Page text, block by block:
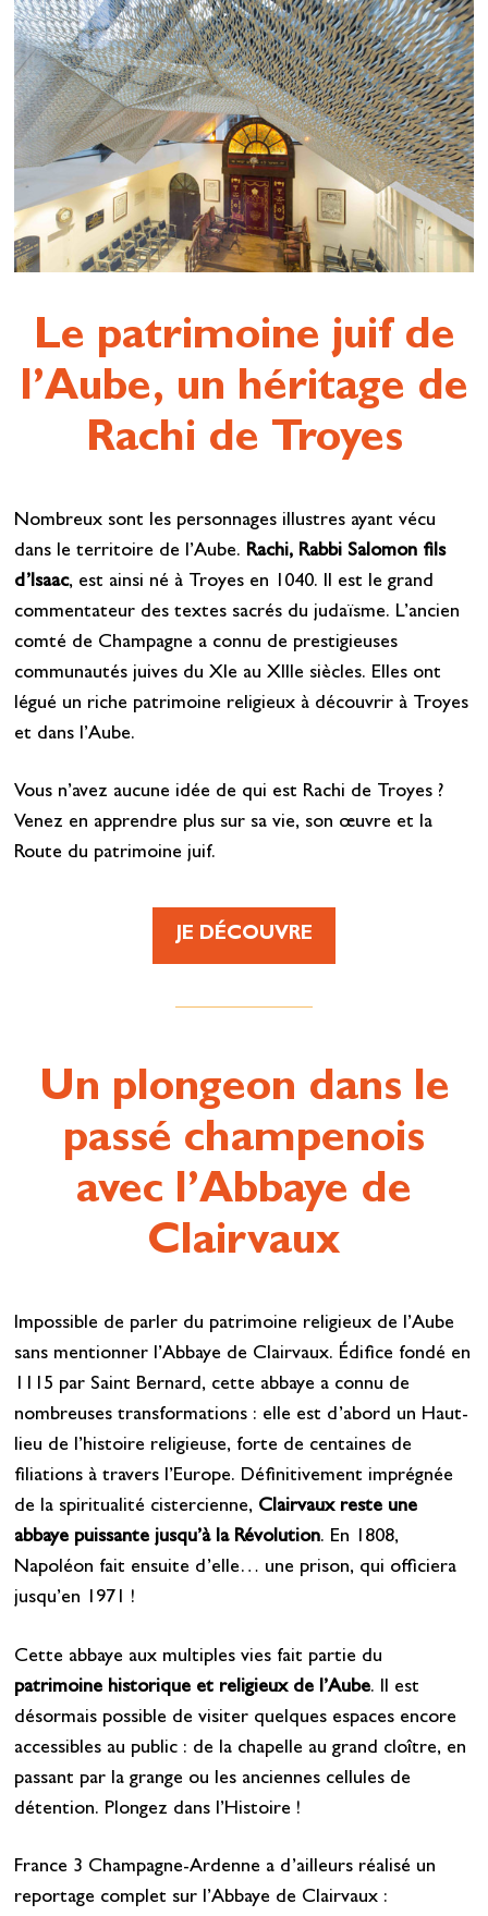
Le patrimoine juif de
l’Aube, un héritage de
Rachi de Troyes
Nombreux sont les personnages illustres ayant vécu
dans le territoire de l’Aube. Rachi, Rabbi Salomon fils
d’Isaac, est ainsi né à Troyes en 1040. Il est le grand
commentateur des textes sacrés du judaïsme. L’ancien
comté de Champagne a connu de prestigieuses
communautés juives du XIe au XIIIe siècles. Elles ont
légué un riche patrimoine religieux à découvrir à Troyes
et dans l’Aube.
Vous n’avez aucune idée de qui est Rachi de Troyes ?
Venez en apprendre plus sur sa vie, son œuvre et la
Route du patrimoine juif.
JE DÉCOUVRE
Un plongeon dans le
passé champenois
avec l’Abbaye de
Clairvaux
Impossible de parler du patrimoine religieux de l’Aube
sans mentionner l’Abbaye de Clairvaux. Édifice fondé en
1115 par Saint Bernard, cette abbaye a connu de
nombreuses transformations : elle est d’abord un Haut-
lieu de l’histoire religieuse, forte de centaines de
filiations à travers l’Europe. Définitivement imprégnée
de la spiritualité cistercienne, Clairvaux reste une
abbaye puissante jusqu’à la Révolution. En 1808,
Napoléon fait ensuite d’elle… une prison, qui officiera
jusqu’en 1971 !
Cette abbaye aux multiples vies fait partie du
patrimoine historique et religieux de l’Aube. Il est
désormais possible de visiter quelques espaces encore
accessibles au public : de la chapelle au grand cloître, en
passant par la grange ou les anciennes cellules de
détention. Plongez dans l’Histoire !
France 3 Champagne-Ardenne a d’ailleurs réalisé un
reportage complet sur l’Abbaye de Clairvaux :